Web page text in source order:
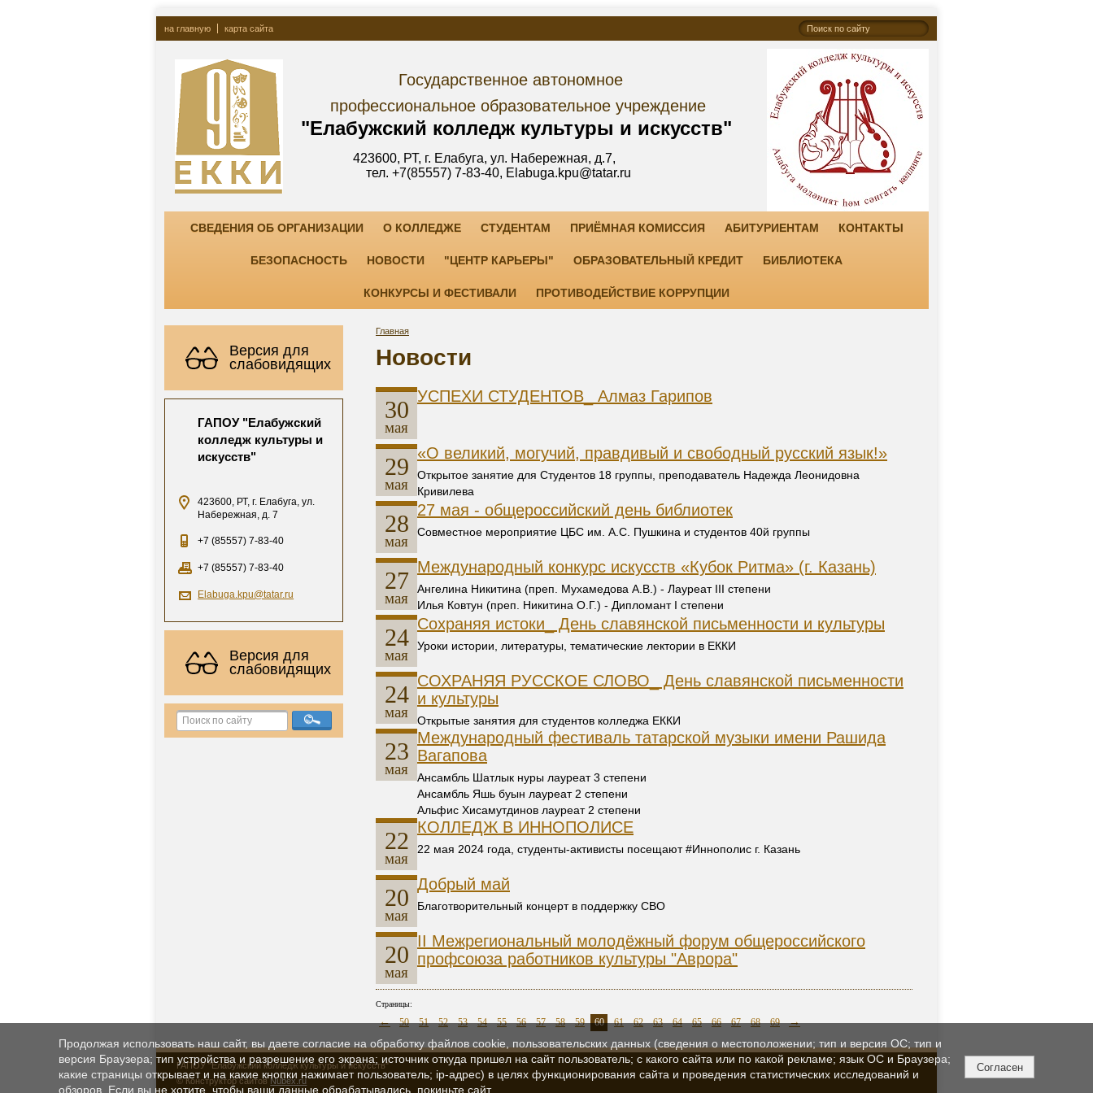
на главную карта сайта
Государственное автономное
профессиональное образовательное учреждение
"Елабужский колледж культуры и искусств"
423600, РТ, г. Елабуга, ул. Набережная, д.7,
тел. +7(85557) 7-83-40, Elabuga.kpu@tatar.ru
СВЕДЕНИЯ ОБ ОРГАНИЗАЦИИ О КОЛЛЕДЖЕ СТУДЕНТАМ ПРИЁМНАЯ КОМИССИЯ АБИТУРИЕНТАМ КОНТАКТЫ
БЕЗОПАСНОСТЬ НОВОСТИ "ЦЕНТР КАРЬЕРЫ" ОБРАЗОВАТЕЛЬНЫЙ КРЕДИТ БИБЛИОТЕКА
КОНКУРСЫ И ФЕСТИВАЛИ ПРОТИВОДЕЙСТВИЕ КОРРУПЦИИ
Версия для
слабовидящих
ГАПОУ "Елабужский
колледж культуры и
искусств"
423600, РТ, г. Елабуга, ул.
Набережная, д. 7
+7 (85557) 7-83-40
+7 (85557) 7-83-40
Elabuga.kpu@tatar.ru
Версия для
слабовидящих
Главная
Новости
30
мая
УСПЕХИ СТУДЕНТОВ_ Алмаз Гарипов
29
мая
«О великий, могучий, правдивый и свободный русский язык!»
Открытое занятие для Студентов 18 группы, преподаватель Надежда Леонидовна
Кривилева
28
мая
27 мая - общероссийский день библиотек
Совместное мероприятие ЦБС им. А.С. Пушкина и студентов 40й группы
27
мая
Международный конкурс искусств «Кубок Ритма» (г. Казань)
Ангелина Никитина (преп. Мухамедова А.В.) - Лауреат III степени
Илья Ковтун (преп. Никитина О.Г.) - Дипломант I степени
24
мая
Сохраняя истоки_ День славянской письменности и культуры
Уроки истории, литературы, тематические лектории в ЕККИ
24
мая
СОХРАНЯЯ РУССКОЕ СЛОВО_ День славянской письменности
и культуры
Открытые занятия для студентов колледжа ЕККИ
23
мая
Международный фестиваль татарской музыки имени Рашида
Вагапова
Ансамбль Шатлык нуры лауреат 3 степени
Ансамбль Яшь буын лауреат 2 степени
Альфис Хисамутдинов лауреат 2 степени
22
мая
КОЛЛЕДЖ В ИННОПОЛИСЕ
22 мая 2024 года, студенты-активисты посещают #Иннополис г. Казань
20
мая
Добрый май
Благотворительный концерт в поддержку СВО
20
мая
II Межрегиональный молодёжный форум общероссийского
профсоюза работников культуры "Аврора"
Страницы:
← 50 51 52 53 54 55 56 57 58 59 60 61 62 63 64 65 66 67 68 69 →
ГАПОУ "Елабужский колледж культуры и искусств"
© Конструктор сайтовNubex.ru
Продолжая использовать наш сайт, вы даете согласие на обработку файлов cookie, пользовательских данных (сведения о местоположении; тип и версия ОС; тип и
версия Браузера; тип устройства и разрешение его экрана; источник откуда пришел на сайт пользователь; с какого сайта или по какой рекламе; язык ОС и Браузера;
какие страницы открывает и на какие кнопки нажимает пользователь; ip-адрес) в целях функционирования сайта и проведения статистических исследований и
обзоров. Если вы не хотите, чтобы ваши данные обрабатывались, покиньте сайт.
Согласен